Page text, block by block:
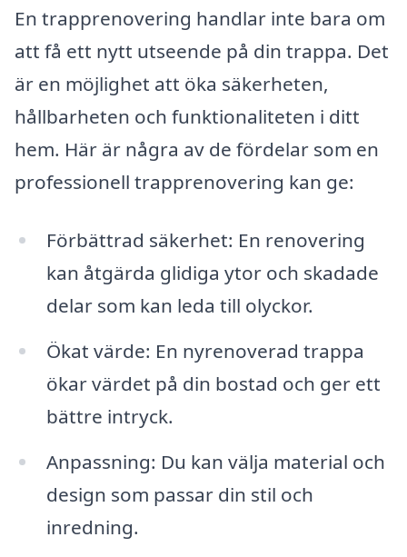
En trapprenovering handlar inte bara om
att få ett nytt utseende på din trappa. Det
är en möjlighet att öka säkerheten,
hållbarheten och funktionaliteten i ditt
hem. Här är några av de fördelar som en
professionell trapprenovering kan ge:
Förbättrad säkerhet: En renovering
kan åtgärda glidiga ytor och skadade
delar som kan leda till olyckor.
Ökat värde: En nyrenoverad trappa
ökar värdet på din bostad och ger ett
bättre intryck.
Anpassning: Du kan välja material och
design som passar din stil och
inredning.